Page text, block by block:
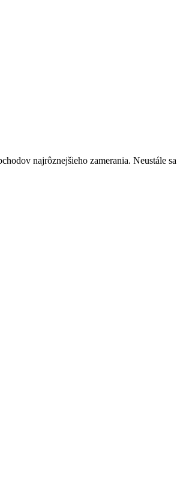
najrôznejšieho zamerania. Neustále